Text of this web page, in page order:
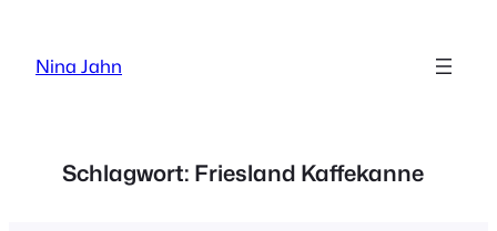
springen
Nina Jahn
Schlagwort: Friesland Kaffekanne